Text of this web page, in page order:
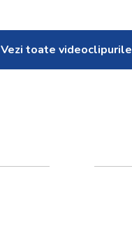
Vezi toate videoclipurile